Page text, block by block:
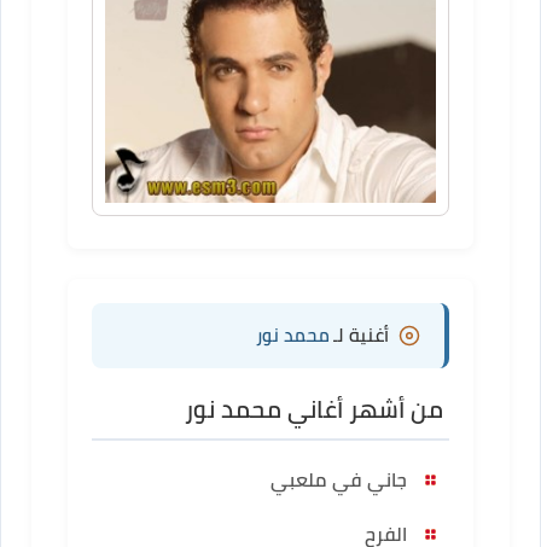
أغنية لـ محمد نور
من أشهر أغاني محمد نور
جاني في ملعبي
الفرح